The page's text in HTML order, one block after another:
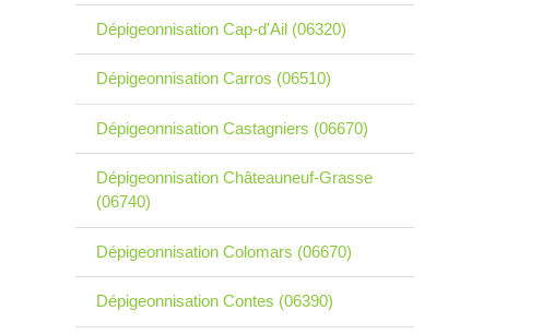
Dépigeonnisation Cap-d'Ail (06320)
Dépigeonnisation Carros (06510)
Dépigeonnisation Castagniers (06670)
Dépigeonnisation Châteauneuf-Grasse
(06740)
Dépigeonnisation Colomars (06670)
Dépigeonnisation Contes (06390)